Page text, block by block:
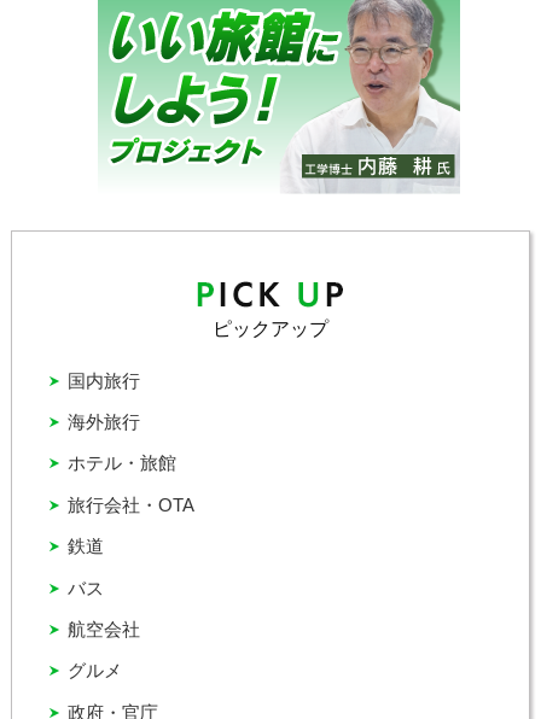
ピックアップ
グルメ
バス
ホテル・旅館
国内旅行
政府・官庁
旅行会社・OTA
海外旅行
航空会社
鉄道